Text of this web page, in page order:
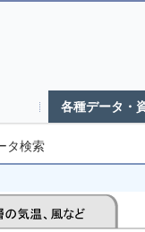
各種データ・
タ検索